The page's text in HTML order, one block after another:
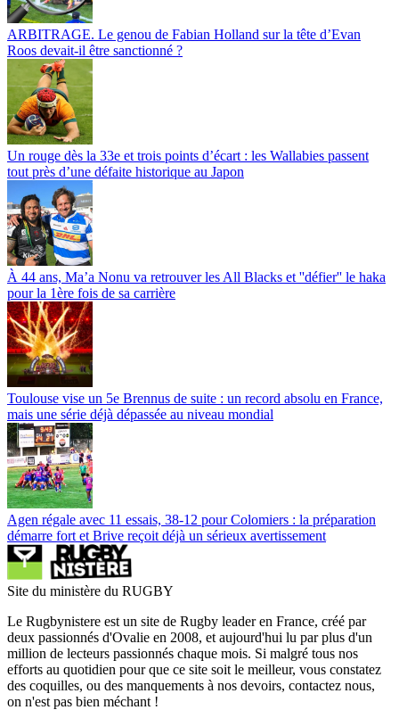
ARBITRAGE. Le genou de Fabian Holland sur la tête d’Evan
Roos devait-il être sanctionné ?
Un rouge dès la 33e et trois points d’écart : les Wallabies passent
tout près d’une défaite historique au Japon
À 44 ans, Ma’a Nonu va retrouver les All Blacks et ''défier'' le haka
pour la 1ère fois de sa carrière
Toulouse vise un 5e Brennus de suite : un record absolu en France,
mais une série déjà dépassée au niveau mondial
Agen régale avec 11 essais, 38-12 pour Colomiers : la préparation
démarre fort et Brive reçoit déjà un sérieux avertissement
Site du ministère du RUGBY
Le Rugbynistere est un site de Rugby leader en France, créé par
deux passionnés d'Ovalie en 2008, et aujourd'hui lu par plus d'un
million de lecteurs passionnés chaque mois. Si malgré tous nos
efforts au quotidien pour que ce site soit le meilleur, vous constatez
des coquilles, ou des manquements à nos devoirs, contactez nous,
on n'est pas bien méchant !